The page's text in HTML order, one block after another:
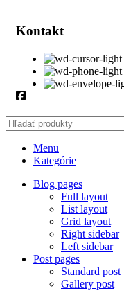
Kontakt
Menu
Kategórie
Blog pages
Full layout
List layout
Grid layout
Right sidebar
Left sidebar
Post pages
Standard post
Gallery post